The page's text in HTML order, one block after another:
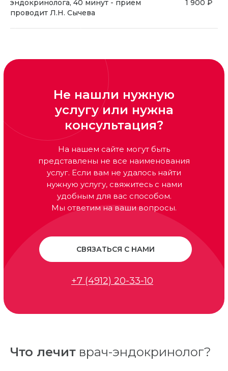
эндокринолога, 40 минут - прием
проводит Л.Н. Сычева
1 900 ₽
На нашем сайте могут быть
представлены не все наименования
услуг. Если вам не удалось найти
нужную услугу, свяжитесь с нами
удобным для вас способом.
Мы ответим на ваши вопросы.
Не нашли нужную
услугу или нужна
консультация?
СВЯЗАТЬСЯ С НАМИ
+7 (4912) 20-33-10
Что лечит врач-эндокринолог?